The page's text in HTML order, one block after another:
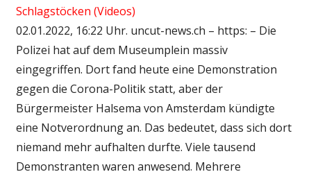
Schlagstöcken (Videos)
02.01.2022, 16:22 Uhr. uncut-news.ch – https: – Die
Polizei hat auf dem Museumplein massiv
eingegriffen. Dort fand heute eine Demonstration
gegen die Corona-Politik statt, aber der
Bürgermeister Halsema von Amsterdam kündigte
eine Notverordnung an. Das bedeutet, dass sich dort
niemand mehr aufhalten durfte. Viele tausend
Demonstranten waren anwesend. Mehrere